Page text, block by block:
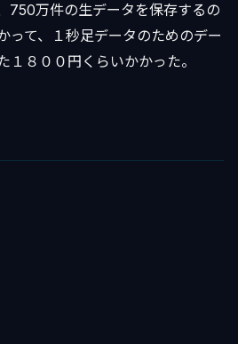
750万件の生データを保存するの
って、１秒足データのためのデー
１８００円くらいかかった。